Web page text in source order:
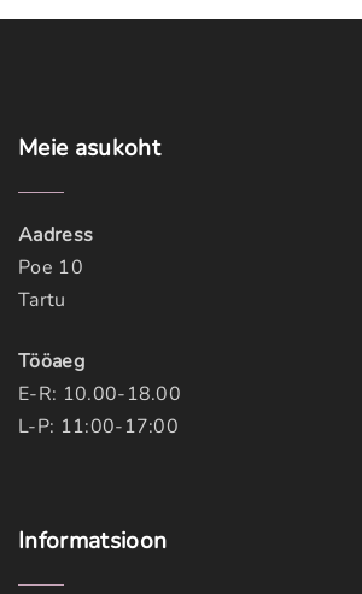
Meie asukoht
Aadress
Poe 10
Tartu
Tööaeg
E-R: 10.00-18.00
L-P: 11:00-17:00
Informatsioon